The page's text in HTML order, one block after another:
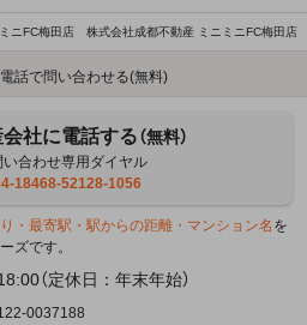
ニFC梅田店 株式会社成都不動産 ミニミニFC梅田店
電話で問い合わせる(無料)
社に電話する（無料）
い合わせ専用ダイヤル
18468-52128-1056
・最寄駅・駅からの距離・マンション名 を
ズです。
（定休日：年末年始）
0037188